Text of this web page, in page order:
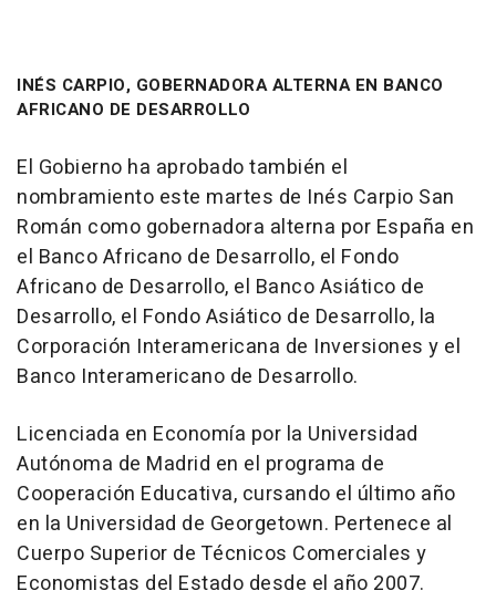
INÉS CARPIO, GOBERNADORA ALTERNA EN BANCO
AFRICANO DE DESARROLLO
El Gobierno ha aprobado también el
nombramiento este martes de Inés Carpio San
Román como gobernadora alterna por España en
el Banco Africano de Desarrollo, el Fondo
Africano de Desarrollo, el Banco Asiático de
Desarrollo, el Fondo Asiático de Desarrollo, la
Corporación Interamericana de Inversiones y el
Banco Interamericano de Desarrollo.
Licenciada en Economía por la Universidad
Autónoma de Madrid en el programa de
Cooperación Educativa, cursando el último año
en la Universidad de Georgetown. Pertenece al
Cuerpo Superior de Técnicos Comerciales y
Economistas del Estado desde el año 2007.